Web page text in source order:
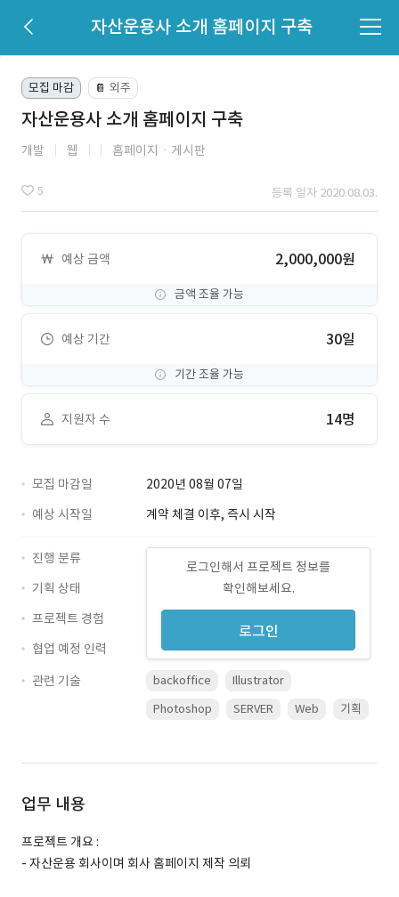
자산운용사 소개 홈페이지 구축
모집 마감 📔 외주
자산운용사 소개 홈페이지 구축
개발 웹 홈페이지ㆍ게시판
5 등록 일자 2020.08.03.
예상 금액 2,000,000원
금액 조율 가능
예상 기간 30일
기간 조율 가능
지원자 수 14명
모집 마감일
2020년 08월 07일
예상 시작일
계약 체결 이후, 즉시 시작
로그인해서 프로젝트 정보를
확인해보세요.
로그인
진행 분류
기획 상태
프로젝트 경험
협업 예정 인력
관련 기술
backoffice
Illustrator
Photoshop
SERVER Web 기획
업무 내용
프로젝트 개요 :
- 자산운용 회사이며 회사 홈페이지 제작 의뢰